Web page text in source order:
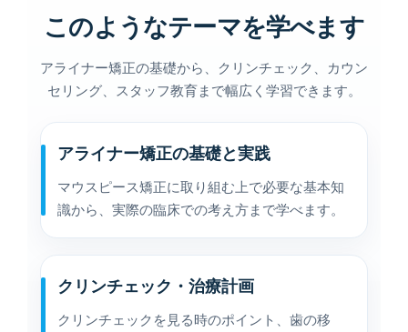
このようなテーマを学べます
アライナー矯正の基礎から、クリンチェック、カウン
セリング、スタッフ教育まで幅広く学習できます。
アライナー矯正の基礎と実践
マウスピース矯正に取り組む上で必要な基本知
識から、実際の臨床での考え方まで学べます。
クリンチェック・治療計画
クリンチェックを見る時のポイント、歯の移